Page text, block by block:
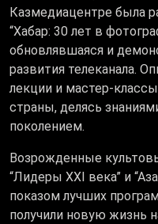
Казмедиацентре была
“Хабар: 30 лет в
обновлявшаяся и
развития телеканала.
лекции и мастер-
страны, делясь
поколением.
Возрожденные
“Лидеры XXI века” и
показом лучших
получили новую жизнь